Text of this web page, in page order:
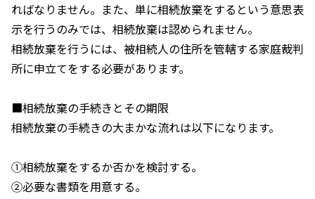
ればなりません。また、単に相続放棄をするという意思表
示を行うのみでは、相続放棄は認められません。
相続放棄を行うには、被相続人の住所を管轄する家庭裁判
所に申立てをする必要があります。
■相続放棄の手続きとその期限
相続放棄の手続きの大まかな流れは以下になります。
①相続放棄をするか否かを検討する。
②必要な書類を用意する。